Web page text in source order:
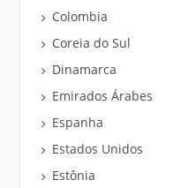
Colombia
Coreia do Sul
Dinamarca
Emirados Árabes
Espanha
Estados Unidos
Estônia